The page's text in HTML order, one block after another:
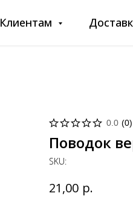
Клиентам
0.0 (0)
Поводок
SKU:
21,00 р.